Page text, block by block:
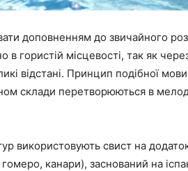
доповненням до звичайного
в гористій місцевості, так як
відстані. Принцип подібної
склади перетворюються в
використовують свист на
канари), заснований на